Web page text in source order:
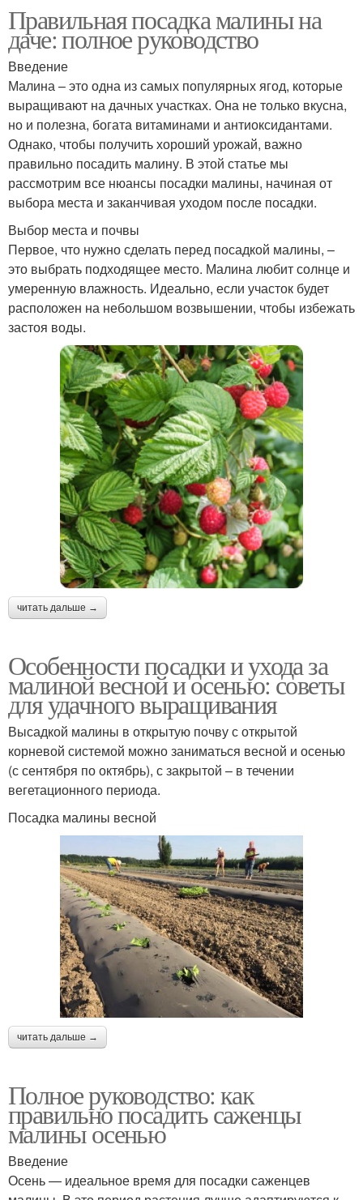
Правильная посадка малины на
даче: полное руководство
Введение
Малина – это одна из самых популярных ягод, которые
выращивают на дачных участках. Она не только вкусна,
но и полезна, богата витаминами и антиоксидантами.
Однако, чтобы получить хороший урожай, важно
правильно посадить малину. В этой статье мы
рассмотрим все нюансы посадки малины, начиная от
выбора места и заканчивая уходом после посадки.
Выбор места и почвы
Первое, что нужно сделать перед посадкой малины, –
это выбрать подходящее место. Малина любит солнце и
умеренную влажность. Идеально, если участок будет
расположен на небольшом возвышении, чтобы избежать
застоя воды.
читать дальше →
Особенности посадки и ухода за
малиной весной и осенью: советы
для удачного выращивания
Высадкой малины в открытую почву с открытой
корневой системой можно заниматься весной и осенью
(с сентября по октябрь), с закрытой – в течении
вегетационного периода.
Посадка малины весной
читать дальше →
Полное руководство: как
правильно посадить саженцы
малины осенью
Введение
Осень — идеальное время для посадки саженцев